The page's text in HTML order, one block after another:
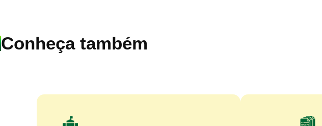
Conheça também